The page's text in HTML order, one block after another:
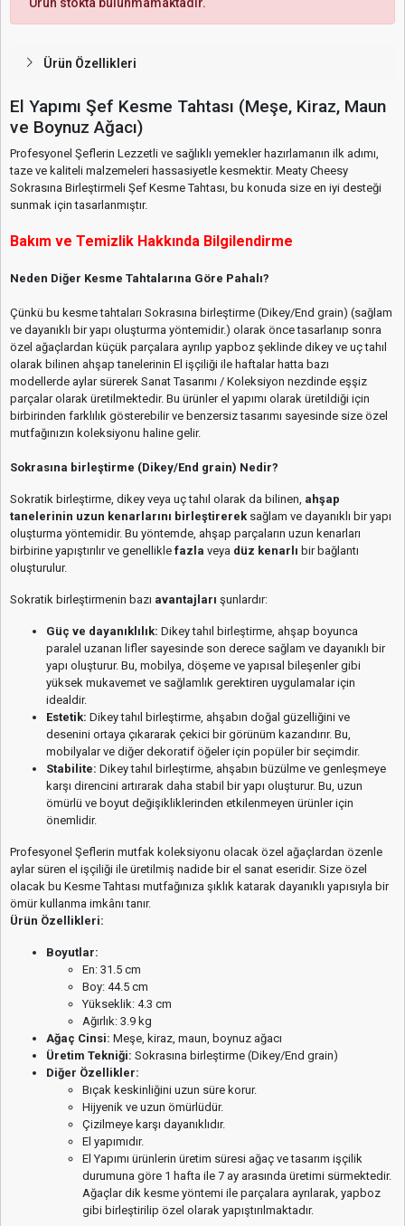
Ürün stokta bulunmamaktadır.
Ürün Özellikleri
El Yapımı Şef Kesme Tahtası (Meşe, Kiraz, Maun
ve Boynuz Ağacı)
Profesyonel Şeflerin Lezzetli ve sağlıklı yemekler hazırlamanın ilk adımı,
taze ve kaliteli malzemeleri hassasiyetle kesmektir. Meaty Cheesy
Sokrasına Birleştirmeli Şef Kesme Tahtası, bu konuda size en iyi desteği
sunmak için tasarlanmıştır.
Bakım ve Temizlik Hakkında Bilgilendirme
Neden Diğer Kesme Tahtalarına Göre Pahalı?
Çünkü bu kesme tahtaları Sokrasına birleştirme (Dikey/End grain) (sağlam
ve dayanıklı bir yapı oluşturma yöntemidir.) olarak önce tasarlanıp sonra
özel ağaçlardan küçük parçalara ayrılıp yapboz şeklinde dikey ve uç tahıl
olarak bilinen ahşap tanelerinin El işçiliği ile haftalar hatta bazı
modellerde aylar sürerek Sanat Tasarımı / Koleksiyon nezdinde eşşiz
parçalar olarak üretilmektedir. Bu ürünler el yapımı olarak üretildiği için
birbirinden farklılık gösterebilir ve benzersiz tasarımı sayesinde size özel
mutfağınızın koleksiyonu haline gelir.
Sokrasına birleştirme (Dikey/End grain) Nedir?
Sokratik birleştirme, dikey veya uç tahıl olarak da bilinen, ahşap
tanelerinin uzun kenarlarını birleştirerek sağlam ve dayanıklı bir yapı
oluşturma yöntemidir. Bu yöntemde, ahşap parçaların uzun kenarları
birbirine yapıştırılır ve genellikle fazla veya düz kenarlı bir bağlantı
oluşturulur.
Sokratik birleştirmenin bazı avantajları şunlardır:
Güç ve dayanıklılık: Dikey tahıl birleştirme, ahşap boyunca
paralel uzanan lifler sayesinde son derece sağlam ve dayanıklı bir
yapı oluşturur. Bu, mobilya, döşeme ve yapısal bileşenler gibi
yüksek mukavemet ve sağlamlık gerektiren uygulamalar için
idealdir.
Estetik: Dikey tahıl birleştirme, ahşabın doğal güzelliğini ve
desenini ortaya çıkararak çekici bir görünüm kazandırır. Bu,
mobilyalar ve diğer dekoratif öğeler için popüler bir seçimdir.
Stabilite: Dikey tahıl birleştirme, ahşabın büzülme ve genleşmeye
karşı direncini artırarak daha stabil bir yapı oluşturur. Bu, uzun
ömürlü ve boyut değişikliklerinden etkilenmeyen ürünler için
önemlidir.
Profesyonel Şeflerin mutfak koleksiyonu olacak özel ağaçlardan özenle
aylar süren el işçiliği ile üretilmiş nadide bir el sanat eseridir. Size özel
olacak bu Kesme Tahtası mutfağınıza şıklık katarak dayanıklı yapısıyla bir
ömür kullanma imkânı tanır.
Ürün Özellikleri:
Boyutlar:
En: 31.5 cm
Boy: 44.5 cm
Yükseklik: 4.3 cm
Ağırlık: 3.9 kg
Ağaç Cinsi: Meşe, kiraz, maun, boynuz ağacı
Üretim Tekniği: Sokrasına birleştirme (Dikey/End grain)
Diğer Özellikler:
Bıçak keskinliğini uzun süre korur.
Hijyenik ve uzun ömürlüdür.
Çizilmeye karşı dayanıklıdır.
El yapımıdır.
El Yapımı ürünlerin üretim süresi ağaç ve tasarım işçilik
durumuna göre 1 hafta ile 7 ay arasında üretimi sürmektedir.
Ağaçlar dik kesme yöntemi ile parçalara ayrılarak, yapboz
gibi birleştirilip özel olarak yapıştırılmaktadır.